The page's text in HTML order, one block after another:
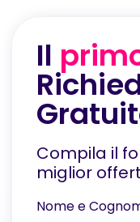
Il
Compila il
miglior
Nome e